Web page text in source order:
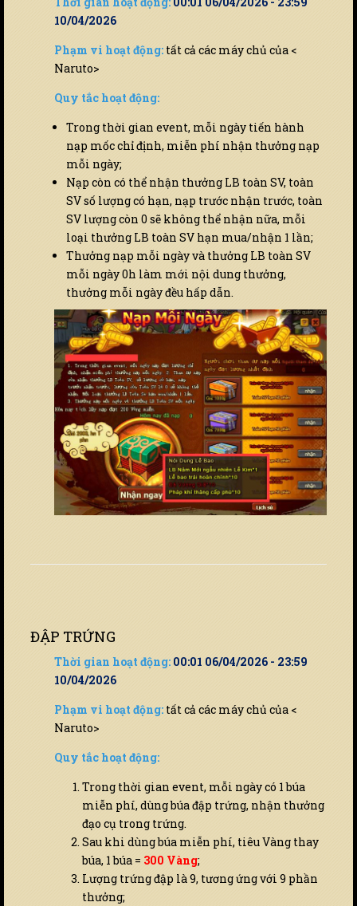
10/04/2026
Phạm vi hoạt động: tất cả các máy chủ của <
Naruto>
Quy tắc hoạt động:
Trong thời gian event, mỗi ngày tiến hành
nạp mốc chỉ định, miễn phí nhận thưởng nạp
mỗi ngày;
Nạp còn có thể nhận thưởng LB toàn SV, toàn
SV số lượng có hạn, nạp trước nhận trước, toàn
SV lượng còn 0 sẽ không thể nhận nữa, mỗi
loại thưởng LB toàn SV hạn mua/nhận 1 lần;
Thưởng nạp mỗi ngày và thưởng LB toàn SV
mỗi ngày 0h làm mới nội dung thưởng,
thưởng mỗi ngày đều hấp dẫn.
ĐẬP TRỨNG
Thời gian hoạt động: 00:01 06/04/2026 - 23:59
10/04/2026
Phạm vi hoạt động: tất cả các máy chủ của <
Naruto>
Quy tắc hoạt động:
Trong thời gian event, mỗi ngày có 1 búa
miễn phí, dùng búa đập trứng, nhận thưởng
đạo cụ trong trứng.
Sau khi dùng búa miễn phí, tiêu Vàng thay
búa, 1 búa = 300 Vàng;
Lượng trứng đập là 9, tương ứng với 9 phần
thưởng;